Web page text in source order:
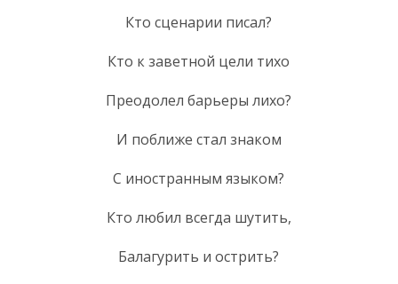
Кто сценарии писал?
Кто к заветной цели тихо
Преодолел барьеры лихо?
И поближе стал знаком
С иностранным языком?
Кто любил всегда шутить,
Балагурить и острить?